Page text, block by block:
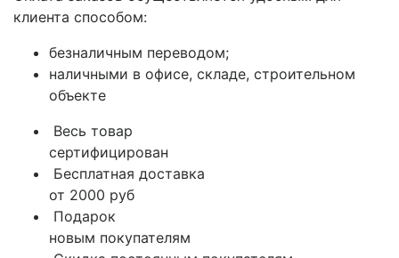
клиента способом:
безналичным переводом;
наличными в офисе, складе, строительном
объекте
Весь товар
сертифицирован
Бесплатная доставка
от 2000 руб
Подарок
новым покупателям